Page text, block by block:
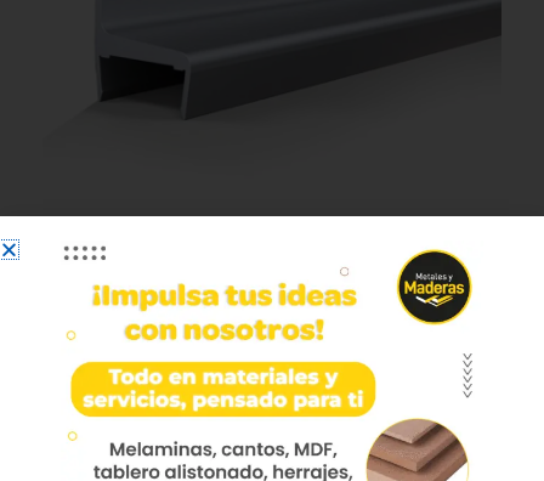
Perfil Manija C 15mm No
Ranurar X 3m
Perfil Manija C 15mm No Ranurar X 3m Peralm41
Aplicación: Cocinas, muebles de baño, escritorios